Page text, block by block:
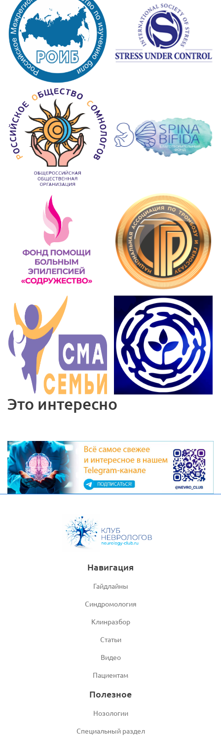
Это интересно
Навигация
Гайдлайны
Синдромология
Клинразбор
Статьи
Видео
Пациентам
Полезное
Нозологии
Специальный раздел